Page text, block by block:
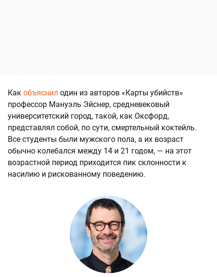
Как объяснил один из авторов «Карты убийств»
профессор Мануэль Эйснер, средневековый
университетский город, такой, как Оксфорд,
представлял собой, по сути, смертельный коктейль.
Все студенты были мужского пола, а их возраст
обычно колебался между 14 и 21 годом, — на этот
возрастной период приходится пик склонности к
насилию и рискованному поведению.